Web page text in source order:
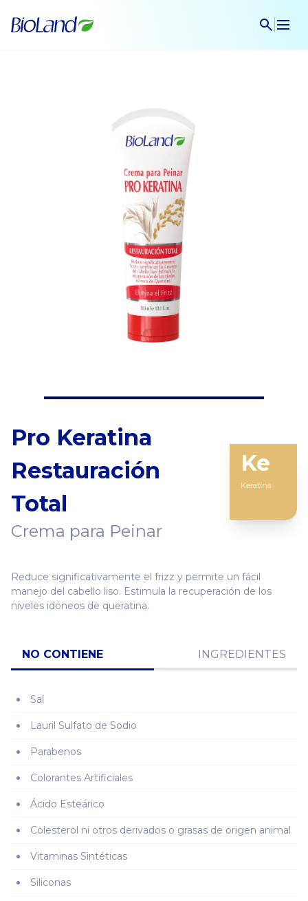
Pro Keratina
Restauración
Total
Crema para Peinar
Ke
Keratina
Reduce significativamente el frizz y permite un fácil
manejo del cabello liso. Estimula la recuperación de los
niveles idóneos de queratina.
NO CONTIENE INGREDIENTES
Sal
Lauril Sulfato de Sodio
Parabenos
Colorantes Artificiales
Ácido Esteárico
Colesterol ni otros derivados o grasas de origen animal
Vitaminas Sintéticas
Siliconas